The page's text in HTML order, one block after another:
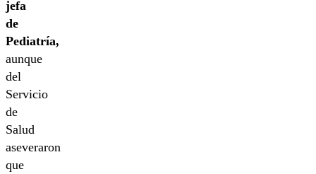
jefa
de
Pediatría,
aunque
del
Servicio
de
Salud
aseveraron
que